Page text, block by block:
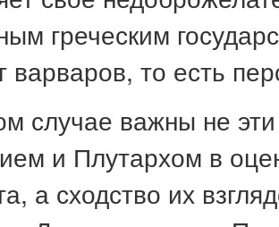
греческим
варваров, то есть
случае важны не
и Плутархом в
а сходство их